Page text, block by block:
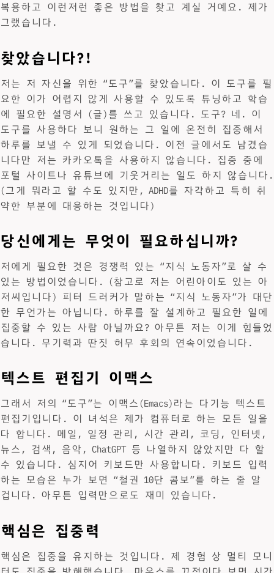
복용하고 이런저런 좋은 방법을 찾고 계실 거예요. 제가
그랬습니다.
찾았습니다?!
저는 저 자신을 위한 “도구”를 찾았습니다. 이 도구를 필
요한 이가 어렵지 않게 사용할 수 있도록 튜닝하고 학습
에 필요한 설명서 (글)를 쓰고 있습니다. 도구? 네. 이
도구를 사용하다 보니 원하는 그 일에 온전히 집중해서
하루를 보낼 수 있게 되었습니다. 이전 글에서도 남겼습
니다만 저는 카카오톡을 사용하지 않습니다. 집중 중에
포털 사이트나 유튜브에 기웃거리는 일도 하지 않습니다.
(그게 뭐라고 할 수도 있지만, ADHD를 자각하고 특히 취
약한 부분에 대응하는 것입니다)
당신에게는 무엇이 필요하십니까?
저에게 필요한 것은 경쟁력 있는 “지식 노동자”로 살 수
있는 방법이었습니다. (참고로 저는 어린아이도 있는 아
저씨입니다) 피터 드러커가 말하는 “지식 노동자”가 대단
한 무언가는 아닙니다. 하루를 잘 설계하고 필요한 일에
집중할 수 있는 사람 아닐까요? 아무튼 저는 이게 힘들었
습니다. 무기력과 딴짓 허무 후회의 연속이었습니다.
텍스트 편집기 이맥스
그래서 저의 “도구”는 이맥스(Emacs)라는 다기능 텍스트
편집기입니다. 이 녀석은 제가 컴퓨터로 하는 모든 일을
다 합니다. 메일, 일정 관리, 시간 관리, 코딩, 인터넷,
뉴스, 검색, 음악, ChatGPT 등 나열하지 않았지만 다 할
수 있습니다. 심지어 키보드만 사용합니다. 키보드 입력
하는 모습은 누가 보면 “철권 10단 콤보”를 하는 줄 알
겁니다. 아무튼 입력만으로도 재미 있습니다.
핵심은 집중력
핵심은 집중을 유지하는 것입니다. 제 경험 상 멀티 모니